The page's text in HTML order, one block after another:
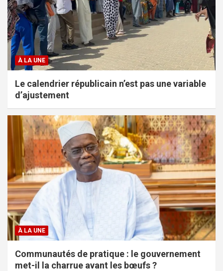
À LA UNE
Le calendrier républicain n’est pas une variable
d’ajustement
À LA UNE
Communautés de pratique : le gouvernement
met-il la charrue avant les bœufs ?